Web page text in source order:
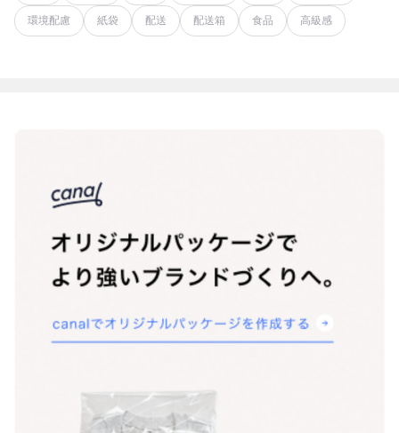
環境配慮 紙袋 配送 配送箱 食品 高級感